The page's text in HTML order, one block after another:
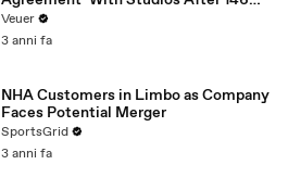
Day Strike
Veuer
3 anni fa
NHA Customers in Limbo as Company
Faces Potential Merger
SportsGrid
3 anni fa